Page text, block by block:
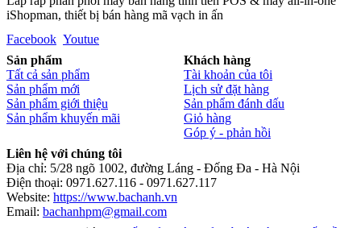
iShopman, thiết bị bán hàng mã vạch in ấn
Facebook Youtue
Sản phẩm
Tất cả sản phẩm
Sản phẩm mới
Sản phẩm giới thiệu
Sản phẩm khuyến mãi
Khách hàng
Tài khoản của tôi
Lịch sử đặt hàng
Sản phẩm đánh dấu
Giỏ hàng
Góp ý - phản hồi
Liên hệ với chúng tôi
Địa chỉ: 5/28 ngõ 1002, đường Láng - Đống Đa - Hà Nội
Điện thoại: 0971.627.116 - 0971.627.117
Website: https://www.bachanh.vn
Email: bachanhpm@gmail.com